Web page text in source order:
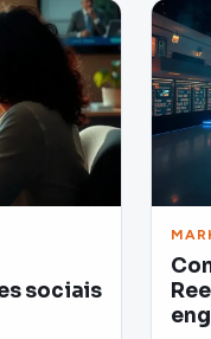
sociais